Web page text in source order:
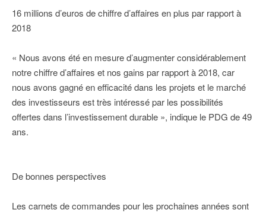
16 millions d’euros de chiffre d’affaires en plus par rapport à
2018
« Nous avons été en mesure d’augmenter considérablement
notre chiffre d’affaires et nos gains par rapport à 2018, car
nous avons gagné en efficacité dans les projets et le marché
des investisseurs est très intéressé par les possibilités
offertes dans l’investissement durable », indique le PDG de 49
ans.
De bonnes perspectives
Les carnets de commandes pour les prochaines années sont